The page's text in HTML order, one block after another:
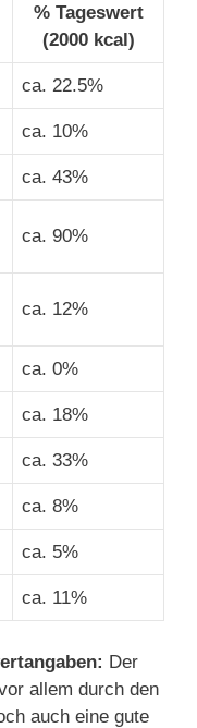
% Tageswert
(2000 kcal)
ca. 22.5%
ca. 10%
ca. 43%
ca. 90%
ca. 12%
ca. 0%
ca. 18%
ca. 33%
ca. 8%
ca. 5%
ca. 11%
Der
allem durch den
auch eine gute